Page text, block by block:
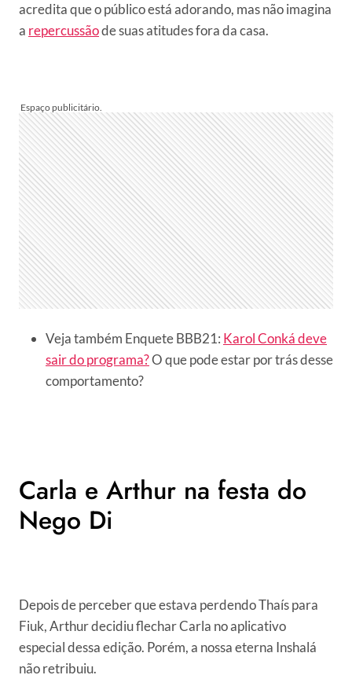
acredita que o público está adorando, mas não imagina
a repercussãode suas atitudes fora da casa.
Veja também Enquete BBB21: Karol Conká deve
sair do programa?O que pode estar por trás desse
comportamento?
Carla e Arthur na festa do
Nego Di
Depois de perceber que estava perdendo Thaís para
Fiuk, Arthur decidiu flechar Carla no aplicativo
especial dessa edição. Porém, a nossa eterna Inshalá
não retribuiu.